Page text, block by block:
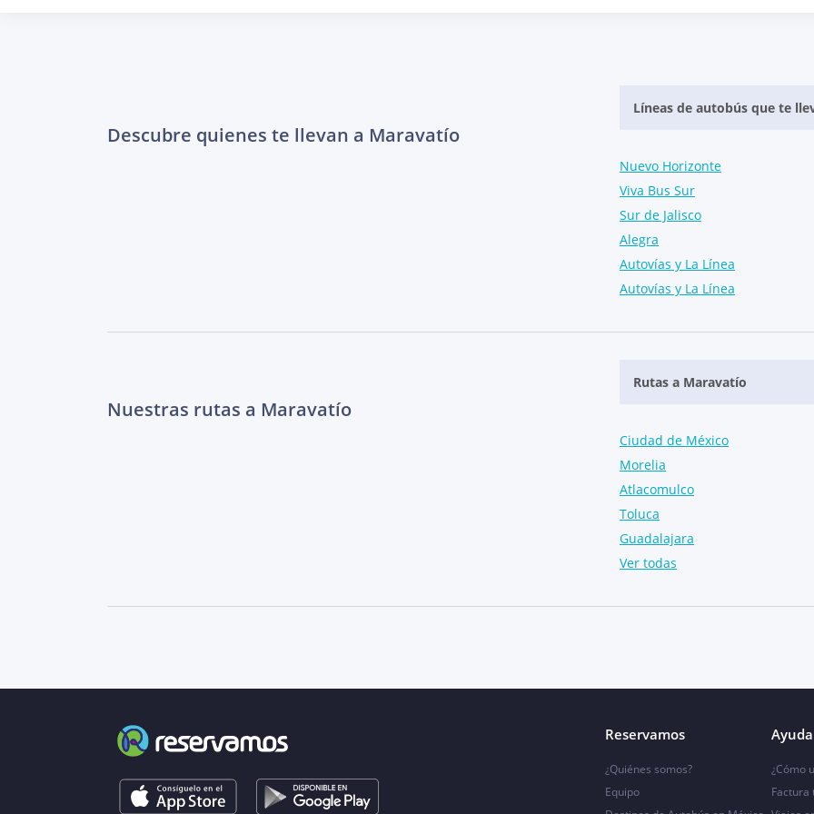
Descubre quienes te llevan a Maravatío
Líneas de autobús que te
Nuevo Horizonte
Viva Bus Sur
Sur de Jalisco
Alegra
Autovías y La Línea
Autovías y La Línea
Nuestras rutas a Maravatío
Rutas a Maravatío
Ciudad de México
Morelia
Atlacomulco
Toluca
Guadalajara
Ver todas
Reservamos
¿Quiénes somos?
Equipo
¿Cómo
Factura